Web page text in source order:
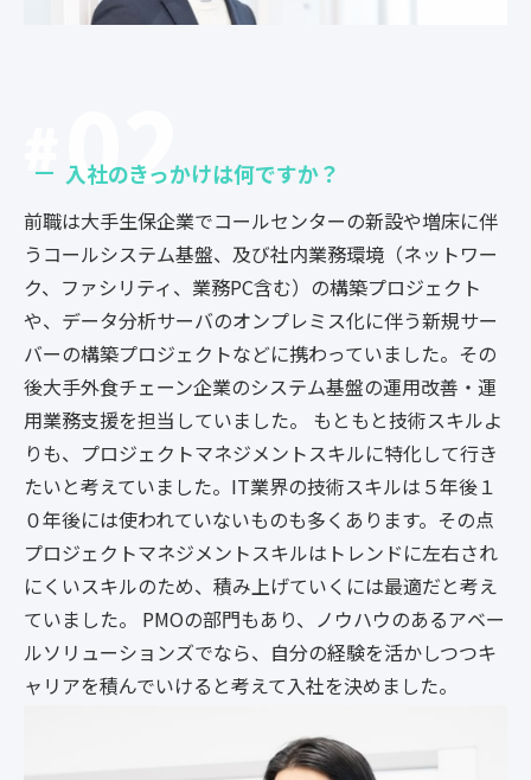
02
入社のきっかけは何ですか？
前職は大手生保企業でコールセンターの新設や増床に伴
うコールシステム基盤、及び社内業務環境（ネットワー
ク、ファシリティ、業務PC含む）の構築プロジェクト
や、データ分析サーバのオンプレミス化に伴う新規サー
バーの構築プロジェクトなどに携わっていました。その
後大手外食チェーン企業のシステム基盤の運用改善・運
用業務支援を担当していました。 もともと技術スキルよ
りも、プロジェクトマネジメントスキルに特化して行き
たいと考えていました。IT業界の技術スキルは５年後１
０年後には使われていないものも多くあります。その点
プロジェクトマネジメントスキルはトレンドに左右され
にくいスキルのため、積み上げていくには最適だと考え
ていました。 PMOの部門もあり、ノウハウのあるアベー
ルソリューションズでなら、自分の経験を活かしつつキ
ャリアを積んでいけると考えて入社を決めました。